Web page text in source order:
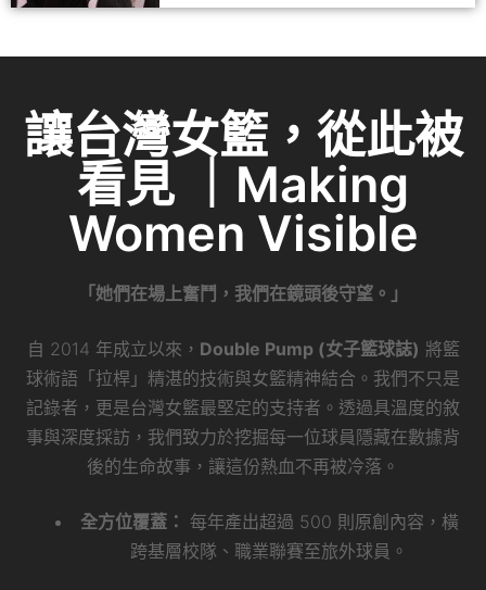
讓台灣女籃，從此被
看見 ｜Making
Women Visible
「她們在場上奮鬥，我們在鏡頭後守望。」
自 2014 年成立以來， Double Pump (女子籃球誌) 將籃
球術語「拉桿」精湛的技術與女籃精神結合。我們不只是
記錄者，更是台灣女籃最堅定的支持者。透過具溫度的敘
事與深度採訪，我們致力於挖掘每一位球員隱藏在數據背
後的生命故事，讓這份熱血不再被冷落。
全方位覆蓋： 每年產出超過 500 則原創內容，橫
跨基層校隊、職業聯賽至旅外球員。